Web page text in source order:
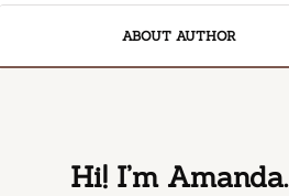
ABOUT AUTHOR
Hi! I’m Amanda.